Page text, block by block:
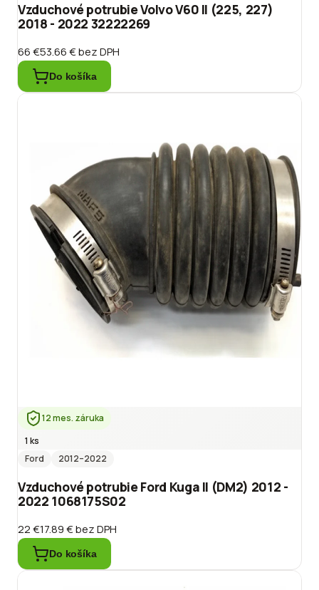
Vzduchové potrubie Volvo V60 II (225, 227)
2018 - 2022 32222269
66 €53.66 €bez DPH
Do košíka
12 mes. záruka
1 ks
Ford
2012–2022
Vzduchové potrubie Ford Kuga II (DM2) 2012 -
2022 1068175S02
22 €17.89 €bez DPH
Do košíka